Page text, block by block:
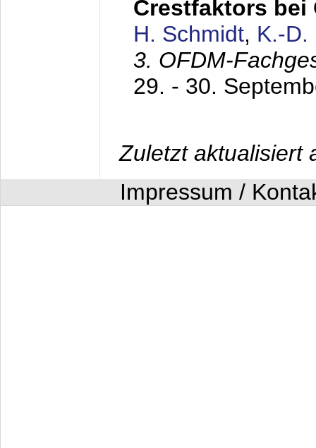
Crestfaktors bei
H. Schmidt, K.-D.
3. OFDM-
29. - 30.
Zuletzt aktualisiert
Impressum /